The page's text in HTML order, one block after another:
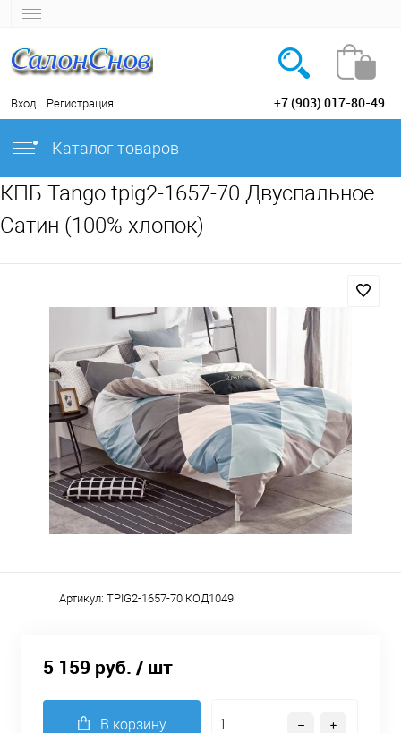
Вход Регистрация +7 (903) 017-80-49
Каталог товаров
КПБ Tango tpig2-1657-70 Двуспальное
Сатин (100% хлопок)
Артикул: TPIG2-1657-70 КОД1049
5 159 руб. / шт
В корзину